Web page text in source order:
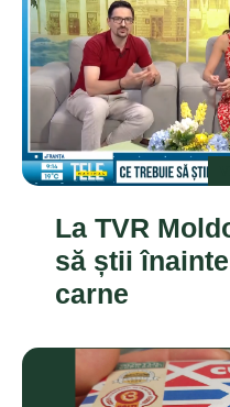
La TVR
să știi
carne